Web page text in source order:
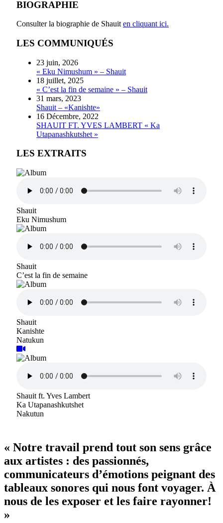
BIOGRAPHIE
Consulter la biographie de Shauit en cliquant ici.
LES COMMUNIQUÉS
23 juin, 2026
« Eku Nimushum » – Shauit
18 juillet, 2025
« C’est la fin de semaine » – Shauit
31 mars, 2023
Shauit – «Kanishte»
16 Décembre, 2022
SHAUIT FT. YVES LAMBERT « Ka
Utapanashkutshet »
LES EXTRAITS
Shauit
Eku Nimushum
Shauit
C’est la fin de semaine
Shauit
Kanishte
Natukun
Shauit ft. Yves Lambert
Ka Utapanashkutshet
Nakutun
« Notre travail prend tout son sens grâce
aux artistes : des passionnés,
communicateurs d’émotions peignant des
tableaux sonores qui nous font voyager. À
nous de les exposer et les faire rayonner!
»